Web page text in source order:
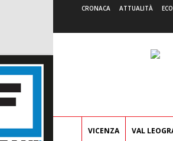
CRONACA ATTUALITÀ
VICENZA VAL